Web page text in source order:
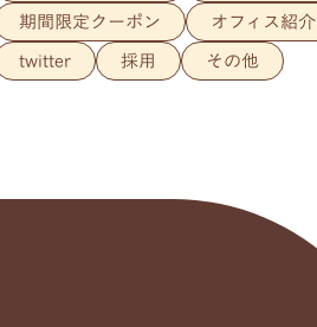
期間限定クーポン オフィス紹介
twitter 採用 その他